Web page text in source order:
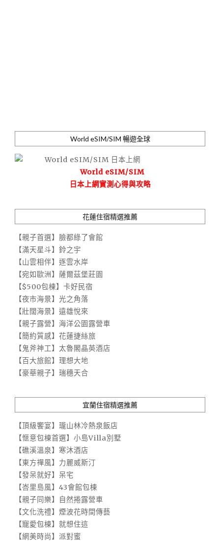
World eSIM/SIM 暢遊全球
World eSIM/SIM
日本上網實測心得與攻略
花蓮住宿精選推薦
【親子首選】臉都綠了會館
【滿天星斗】鈴之宇
【山雲相伴】逐雲水岸
【宛如歐洲】薩爾茲堡莊園
【$500包棟】卡好民宿
【夜市海景】光之角落
【壯闊海景】遠雄悅來
【親子露營】海洋公園露營車
【簡約質感】花蓮捷絲旅
【鬼斧神工】太魯閣晶英酒店
【百大旅館】理想大地
【豪華親子】瑞穗天合
宜蘭住宿精選推薦
【頂級饗宴】瓏山林冷熱泉飯店
【愜意包棟首選】小島Villa別墅
【礁溪溫泉】寒沐酒店
【東方禪風】力麗威斯汀
【發呆就好】呆宅
【峇里島風】43會館包棟
【親子同樂】自然捲露營車
【文化洗禮】煙波花時間傳藝
【寵愛包棟】就想住這
【網美時尚】派對蜜